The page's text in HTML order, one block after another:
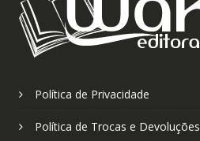
Política de Privacidade
Política de Trocas e Devoluções